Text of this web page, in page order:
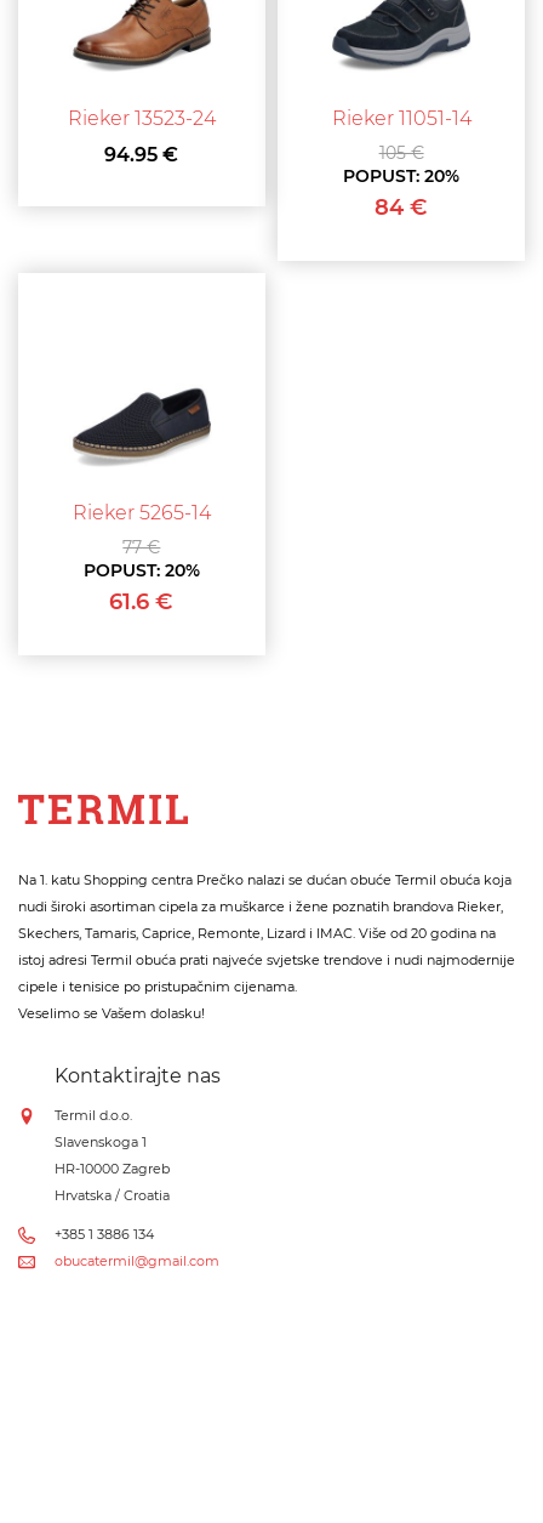
Rieker 13523-24
94.95 €
Rieker 11051-14
105 €
POPUST:20%
84 €
Rieker 5265-14
77 €
POPUST: 20%
61.6 €
Na 1. katu Shopping centra Prečko nalazi se dućan obuće Termil obuća koja
nudi široki asortiman cipela za muškarce i žene poznatih brandova Rieker,
Skechers, Tamaris, Caprice, Remonte, Lizard i IMAC. Više od 20 godina na
istoj adresi Termil obuća prati najveće svjetske trendove i nudi najmodernije
cipele i tenisice po pristupačnim cijenama.
Veselimo se Vašem dolasku!
Kontaktirajte nas
Termil d.o.o.
Slavenskoga 1
HR-10000 Zagreb
Hrvatska / Croatia
+385 1 3886 134
obucatermil@gmail.com